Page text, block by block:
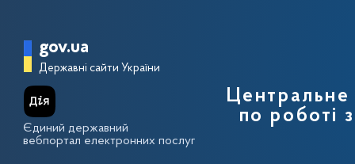
Головна сторінка Державної
gov.ua
Державні сайти України
Єдиний державний
вебпортал електронних послуг
Центральне
по роботі